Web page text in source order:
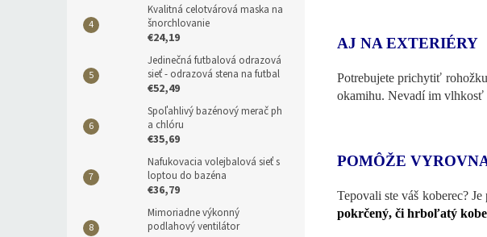
Kvalitná celotvárová maska na
šnorchlovanie
€24,19
Jedinečná futbalová odrazová
sieť - odrazová stena na futbal
€52,49
Spoľahlivý bazénový merač ph
a chlóru
€35,69
Nafukovacia volejbalová sieť s
loptou do bazéna
€36,79
Mimoriadne výkonný
podlahový ventilátor
AJ NA EXTERIÉRY
Potrebujete prichytiť
okamihu. Nevadí im vlhkosť
POMÔŽE
Tepovali ste váš koberec?
pokrčený, či hrboľatý